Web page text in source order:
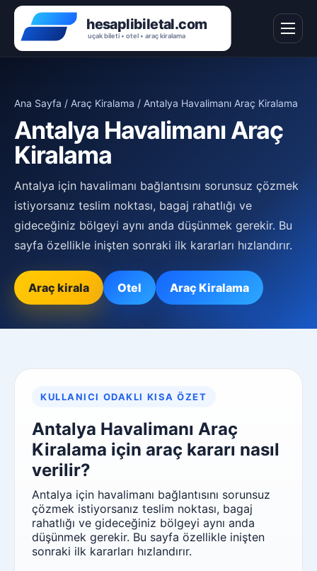
Ana Sayfa / Araç Kiralama / Antalya Havalimanı Araç Kiralama
Antalya Havalimanı Araç
Kiralama
Antalya için havalimanı bağlantısını sorunsuz çözmek
istiyorsanız teslim noktası, bagaj rahatlığı ve
gideceğiniz bölgeyi aynı anda düşünmek gerekir. Bu
sayfa özellikle inişten sonraki ilk kararları hızlandırır.
Araç kirala Otel Araç Kiralama
KULLANICI ODAKLI KISA ÖZET
Antalya Havalimanı Araç
Kiralama için araç kararı nasıl
verilir?
Antalya için havalimanı bağlantısını sorunsuz
çözmek istiyorsanız teslim noktası, bagaj
rahatlığı ve gideceğiniz bölgeyi aynı anda
düşünmek gerekir. Bu sayfa özellikle inişten
sonraki ilk kararları hızlandırır.